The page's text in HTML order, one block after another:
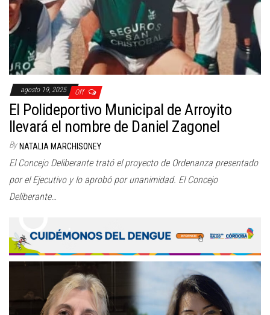
agosto 19, 2025 Off
El Polideportivo Municipal de Arroyito
llevará el nombre de Daniel Zagonel
By NATALIA MARCHISONEY
El Concejo Deliberante trató el proyecto de Ordenanza presentado
por el Ejecutivo y lo aprobó por unanimidad. El Concejo
Deliberante…